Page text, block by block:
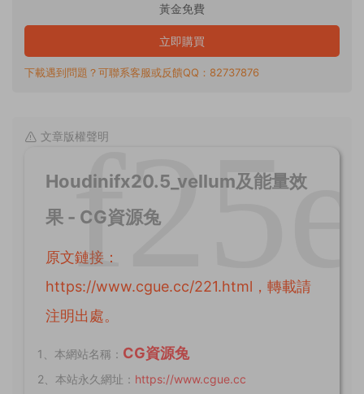
黃金免費
立即購買
下載遇到問題？可聯系客服或反饋QQ：82737876
文章版權聲明
Houdinifx20.5_vellum及能量效
果 - CG資源兔
原文鏈接：
https://www.cgue.cc/221.html，轉載請
注明出處。
1、本網站名稱： CG資源兔
2、本站永久網址： https://www.cgue.cc